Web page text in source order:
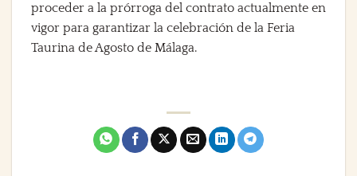
proceder a la prórroga del contrato actualmente en
vigor para garantizar la celebración de la Feria
Taurina de Agosto de Málaga.